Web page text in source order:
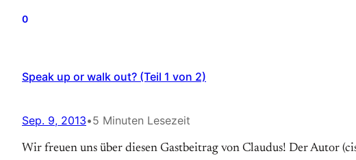
0
Speak up or walk out? (Teil 1 von 2)
Sep. 9, 2013•5 Minuten Lesezeit
Wir freuen uns über diesen Gastbeitrag von Claudus! Der Autor